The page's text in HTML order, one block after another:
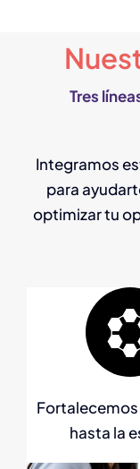
Tres
Integramos
para
optimizar tu
hasta la